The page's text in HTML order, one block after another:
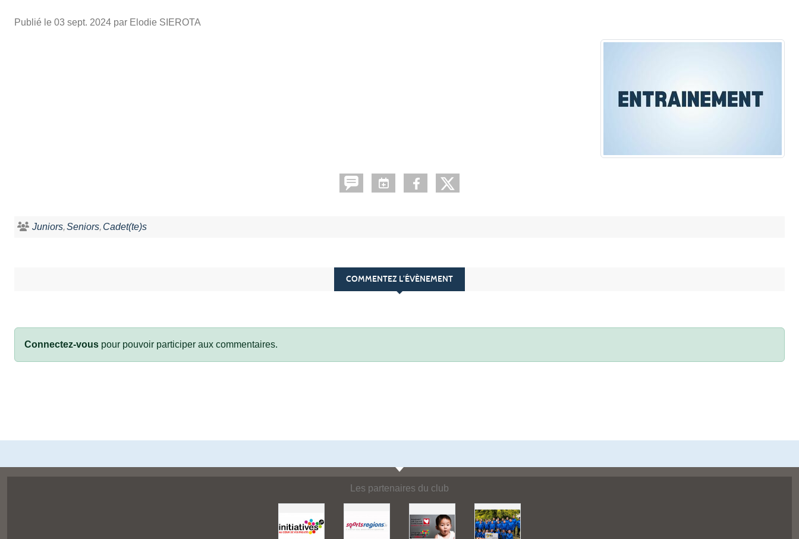
Publié le 03 sept. 2024 par Elodie SIEROTA
Juniors Seniors Cadet(te)s
COMMENTEZ L’ÉVÈNEMENT
Connectez-vous pour pouvoir participer aux commentaires.
Les partenaires du club